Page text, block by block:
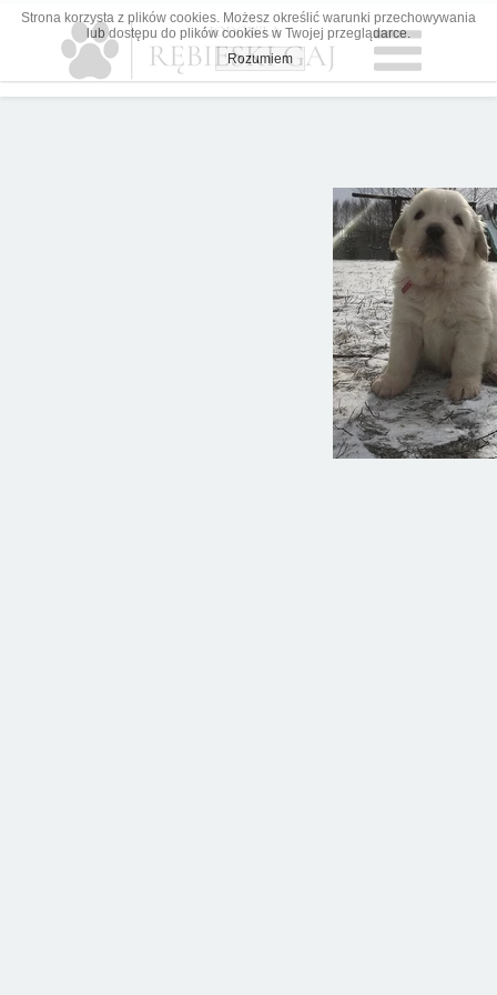
Strona korzysta z plików cookies. Możesz określić warunki przechowywania
lub dostępu do plików cookies w Twojej przeglądarce.
Rozumiem